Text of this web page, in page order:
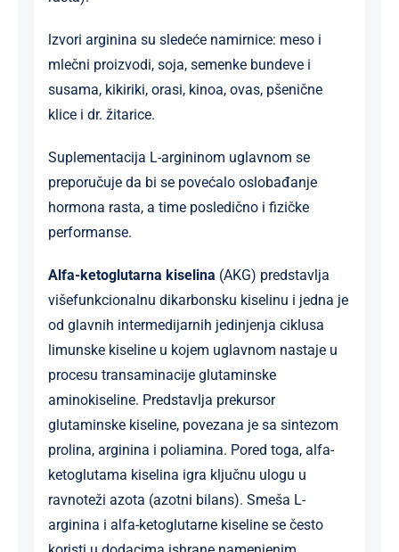
lzvori arginina su sledeće namirnice: meso i
mlečni proizvodi, soja, semenke bundeve i
susama, kikiriki, orasi, kinoa, ovas, pšenične
klice i dr. žitarice.
Suplementacija L-argininom uglavnom se
preporučuje da bi se povećalo oslobađanje
hormona rasta, a time posledično i fizičke
performanse.
Alfa-ketoglutarna kiselina (AKG) predstavlja
višefunkcionalnu dikarbonsku kiselinu i jedna je
od glavnih intermedijarnih jedinjenja ciklusa
limunske kiseline u kojem uglavnom nastaje u
procesu transaminacije glutaminske
aminokiseline. Predstavlja prekursor
glutaminske kiseline, povezana je sa sintezom
prolina, arginina i poliamina. Pored toga, alfa-
ketoglutama kiselina igra ključnu ulogu u
ravnoteži azota (azotni bilans). Smeša L-
arginina i alfa-ketoglutarne kiseline se često